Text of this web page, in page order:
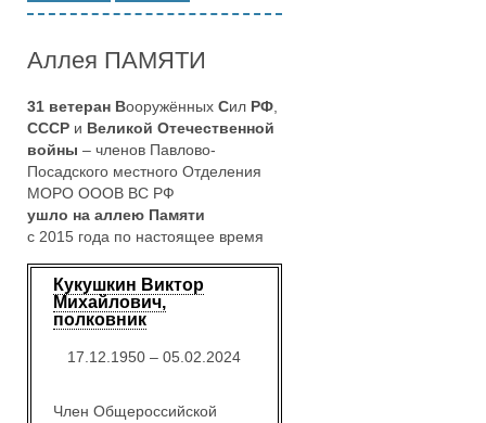
Аллея ПАМЯТИ
31 ветеран Вооружённых Сил РФ,
СССР и Великой Отечественной
войны – членов Павлово-
Посадского местного Отделения
МОРО ОООВ ВС РФ
ушло на аллею Памяти
с 2015 года по настоящее время
Кукушкин Виктор
Михайлович,
полковник
17.12.1950 – 05.02.2024
Член Общероссийской